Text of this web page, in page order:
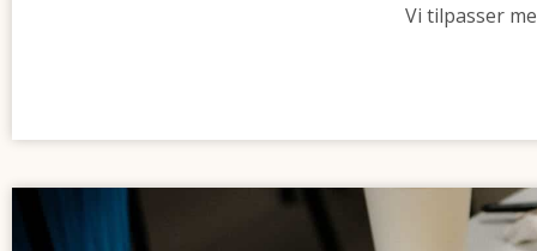
Vi tilpasser